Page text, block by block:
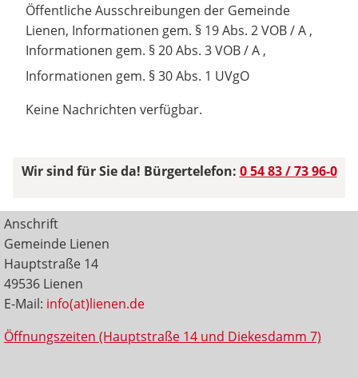
Öffentliche Ausschreibungen der Gemeinde
Lienen, Informationen gem. § 19 Abs. 2 VOB / A ,
Informationen gem. § 20 Abs. 3 VOB / A ,
Informationen gem. § 30 Abs. 1 UVgO
Keine Nachrichten verfügbar.
Wir sind für Sie da! Bürgertelefon: 0 54 83 / 73 96-0
Anschrift
Gemeinde Lienen
Hauptstraße 14
49536 Lienen
E-Mail: info(at)lienen.de
Öffnungszeiten (Hauptstraße 14 und Diekesdamm 7)